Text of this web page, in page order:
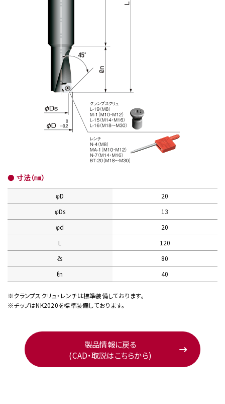
● 寸法（㎜）
φD
20
φDs
13
φd
20
L
120
ℓs
80
ℓn
40
※クランプスクリュ・レンチは標準装備しております。
※チップはNK2020を標準装備しております。
製品情報に戻る
(CAD・取説はこちらから)